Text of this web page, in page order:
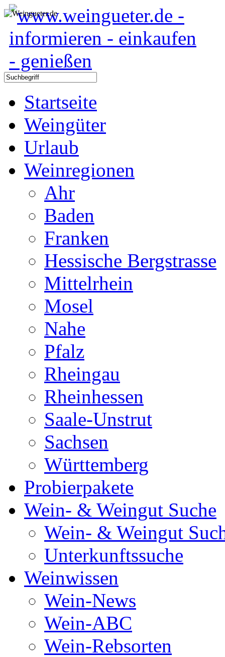
Startseite
Weingüter
Urlaub
Weinregionen
Ahr
Baden
Franken
Hessische Bergstrasse
Mittelrhein
Mosel
Nahe
Pfalz
Rheingau
Rheinhessen
Saale-Unstrut
Sachsen
Württemberg
Probierpakete
Wein- & Weingut Suche
Wein- & Weingut
Unterkunftssuche
Weinwissen
Wein-News
Wein-ABC
Wein-Rebsorten